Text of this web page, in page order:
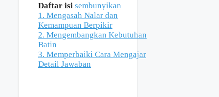
Daftar isi sembunyikan
1. Mengasah Nalar dan
Kemampuan Berpikir
2. Mengembangkan Kebutuhan
Batin
3. Memperbaiki Cara Mengajar
Detail Jawaban